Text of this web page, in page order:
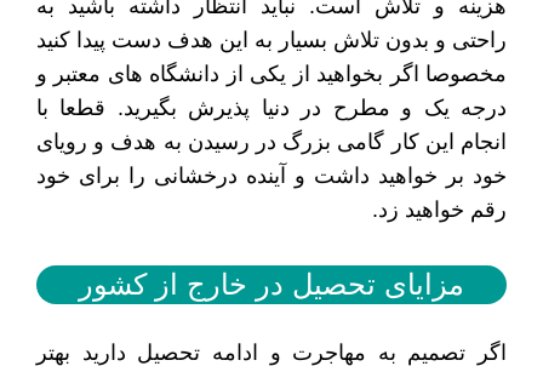
هزینه و تلاش است. نباید انتظار داشته باشید به
راحتی و بدون تلاش بسیار به این هدف دست پیدا کنید
مخصوصا اگر بخواهید از یکی از دانشگاه های معتبر و
درجه یک و مطرح در دنیا پذیرش بگیرید. قطعا با
انجام این کار گامی بزرگ در رسیدن به هدف و رویای
خود بر خواهید داشت و آینده درخشانی را برای خود
رقم خواهید زد‌.
مزایای تحصیل در خارج از کشور
اگر تصمیم به مهاجرت و ادامه تحصیل دارید بهتر